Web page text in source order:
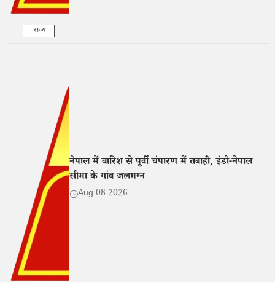
राज्य
नेपाल में बारिश से पूर्वी चंपारण में तबाही, इंडो-नेपाल
सीमा के गांव जलमग्न
Aug 08 2026